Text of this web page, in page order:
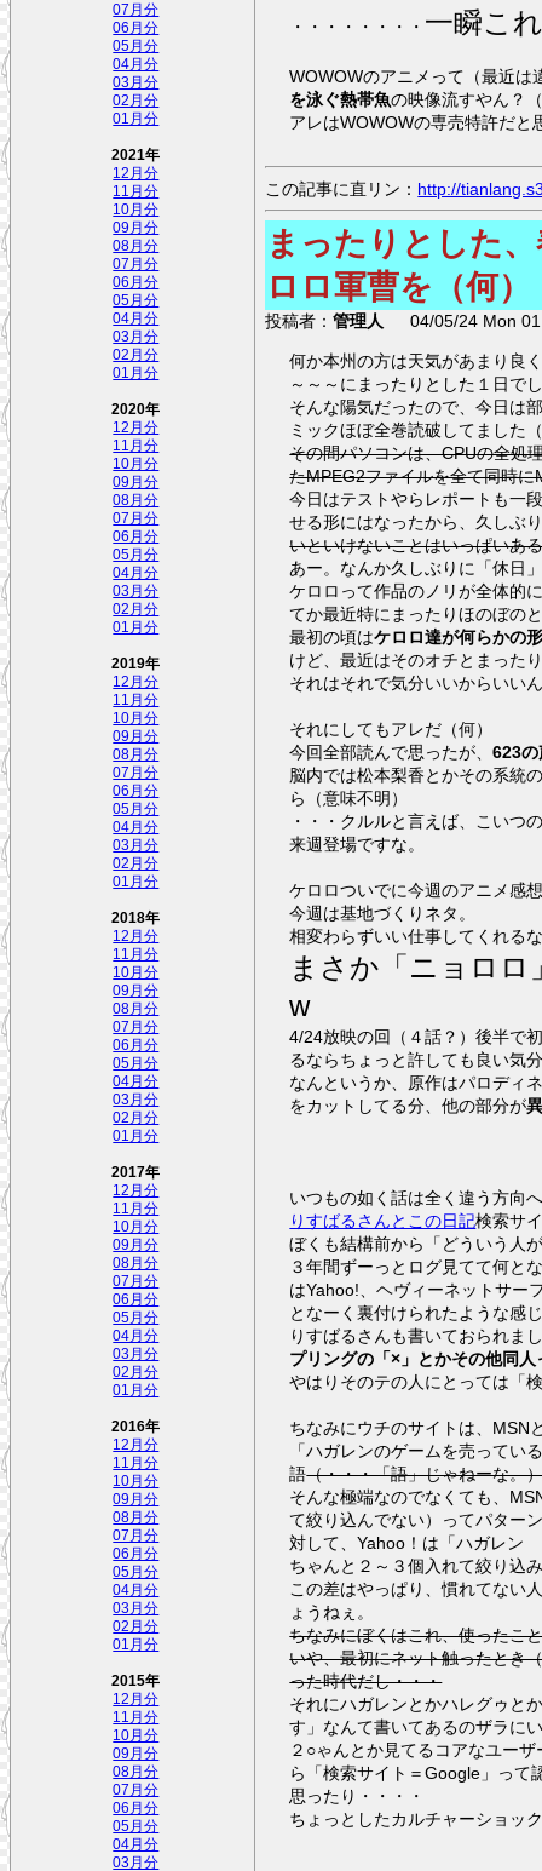
07月分
06月分
05月分
04月分
03月分
02月分
01月分
2021年
12月分
11月分
10月分
09月分
08月分
07月分
06月分
05月分
04月分
03月分
02月分
01月分
2020年
12月分
11月分
10月分
09月分
08月分
07月分
06月分
05月分
04月分
03月分
02月分
01月分
2019年
12月分
11月分
10月分
09月分
08月分
07月分
06月分
05月分
04月分
03月分
02月分
01月分
2018年
12月分
11月分
10月分
09月分
08月分
07月分
06月分
05月分
04月分
03月分
02月分
01月分
2017年
12月分
11月分
10月分
09月分
08月分
07月分
06月分
05月分
04月分
03月分
02月分
01月分
2016年
12月分
11月分
10月分
09月分
08月分
07月分
06月分
05月分
04月分
03月分
02月分
01月分
2015年
12月分
11月分
10月分
09月分
08月分
07月分
06月分
05月分
04月分
03月分
・・・・・・・・ 一瞬こ
を泳ぐ熱帯魚の映像流すやん？
この記事に直リン： http://
まったりとした
ロロ軍曹を（何）
投稿者：管理人 04/05/24 Mon
何か本州の方は天気があまり良
～～～にまったりとした１日で
そんな陽気だったので、今日は
ミックほぼ全巻読破してました
その間パソコンは、CPUの全処
たMPEG2ファイルを全て同時
今日はテストやらレポートも一
せる形にはなったから、久しぶ
いといけないことはいっぱいあ
あー。なんか久しぶりに「休日
ケロロって作品のノリが全体的
てか最近特にまったりほのぼの
最初の頃はケロロ達が何らかの
けど、最近はそのオチとまった
それはそれで気分いいからいい
それにしてもアレだ（何）
今回全部読んで思ったが、623の
脳内では松本梨香とかその系統
ら（意味不明）
・・・クルルと言えば、こいつ
来週登場ですな。
ケロロついでに今週のアニメ感
今週は基地づくりネタ。
相変わらずいい仕事してくれる
まさか「ニョロ
w
4/24放映の回（４話？）後半で
るならちょっと許しても良い気
なんというか、原作はパロディ
をカットしてる分、他の部分が
いつもの如く話は全く違う方向
りすばるさんとこの日記検索サ
ぼくも結構前から「どういう人
３年間ずーっとログ見てて何と
はYahoo!、ヘヴィーネットサー
となーく裏付けられたような感
りすばるさんも書いておられま
プリングの「×」とかその他同
やはりそのテの人にとっては「
ちなみにウチのサイトは、MSN
「ハガレンのゲームを売って
語（・・・「語」じゃねーな。
そんな極端なのでなくても、
て絞り込んでない）ってパター
対して、Yahoo！は「ハガレン
ちゃんと２～３個入れて絞り込
この差はやっぱり、慣れてない
ょうねぇ。
ちなみにぼくはこれ、使ったこ
いや、最初にネット触ったとき
った時代だし・・・
それにハガレンとかハレグゥと
す」なんて書いてあるのザラに
２○ゃんとか見てるコアなユー
ら「検索サイト＝Google」って
思ったり・・・・
ちょっとしたカルチャーショッ